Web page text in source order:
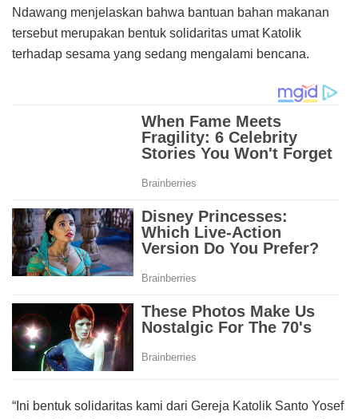
Ndawang menjelaskan bahwa bantuan bahan makanan
tersebut merupakan bentuk solidaritas umat Katolik
terhadap sesama yang sedang mengalami bencana.
“Ini bentuk solidaritas kami dari Gereja Katolik Santo Yosef